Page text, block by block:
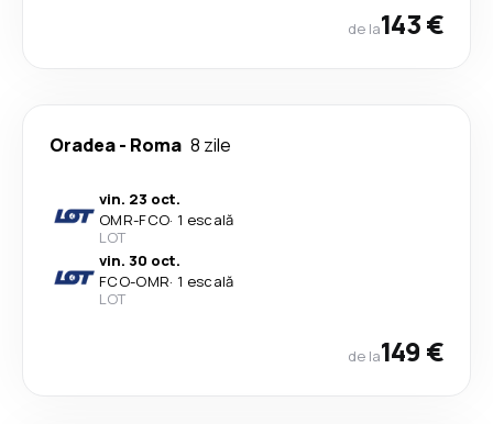
de la143 €
Oradea- Roma 8 zile
vin. 23 oct.
OMR-FCO· 1 escală
LOT
vin. 30 oct.
FCO-OMR· 1 escală
LOT
de la149 €